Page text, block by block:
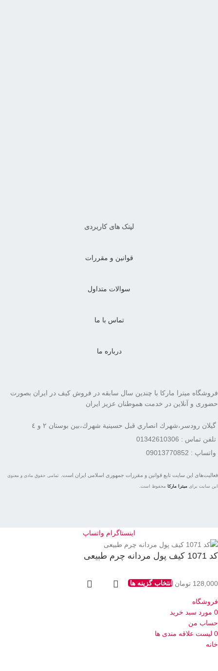
لینک های کاربردی
قوانین و مقررات
سوالات متداول
تماس با ما
درباره ما
فروشگاه میترا مارکا با چندین سال سابقه در فروش کیف در ایران بصورت
حضوری و آنلاین در خدمت هموطنان عزیز ایران
گيلان رودسر،شهرك انصاري قبل حسينية شهرك،بين بوستان ٢ و ٤
تلفن تماس : 01342610306
واتساپ : 09013770852
فعاليت‌های اين سايت تابع قوانين و مقررات جمهوری اسلامی ايران است. تمامی حقوق مادی و معنوی
این سایت برای میترا مارکا محفوظ است.
اینستاگرام واتساپ
کد 1071 کیف پول مردانه چرم طبیعی
128,000 تومان انتخاب گزینه ها
فروشگاه
0 مورد سبد خرید
حساب من
0 لیست علاقه مندی ها
خانه